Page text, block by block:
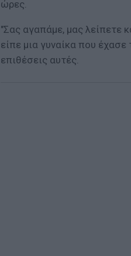
ώρες.
"Σας αγαπάμε, μας λείπετε
είπε μια γυναίκα που
επιθέσεις αυτές.